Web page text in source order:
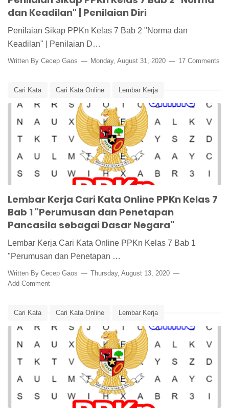
dan Keadilan" | Penilaian Diri
Penilaian Sikap PPKn Kelas 7 Bab 2 "Norma dan
Keadilan" | Penilaian D…
Written By Cecep Gaos Monday, August 31, 2020 17 Comments
Cari Kata Cari Kata Online Lembar Kerja
Lembar Kerja PPKn Lembar Kerja Siswa
Media Pembelajaran Pancasila Pancasila Dasar Negara
PPKn PPKn Kelas 7
Lembar Kerja Cari Kata Online PPKn Kelas 7
Bab 1 "Perumusan dan Penetapan
Pancasila sebagai Dasar Negara"
Lembar Kerja Cari Kata Online PPKn Kelas 7 Bab 1
"Perumusan dan Penetapan …
Written By Cecep Gaos
Thursday, August 13, 2020
Add Comment
Cari Kata Cari Kata Online Lembar Kerja
Lembar Kerja PPKn Lembar Kerja Siswa
Media Pembelajaran NKRI Otonomi Daerah PPKn
PPKn Kelas 7 wordsearch